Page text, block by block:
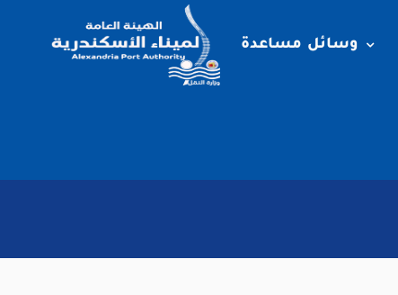
وسائل مساعدة